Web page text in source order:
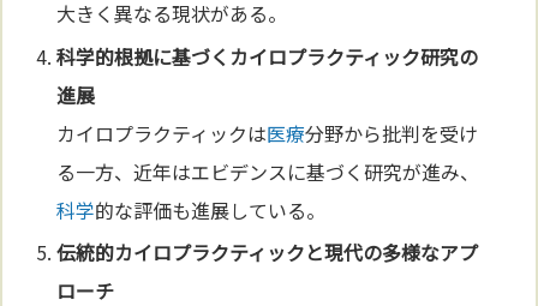
大きく異なる現状がある。
科学的根拠に基づくカイロプラクティック研究の
進展
カイロプラクティックは医療分野から批判を受け
る一方、近年はエビデンスに基づく研究が進み、
科学的な評価も進展している。
伝統的カイロプラクティックと現代の多様なアプ
ローチ